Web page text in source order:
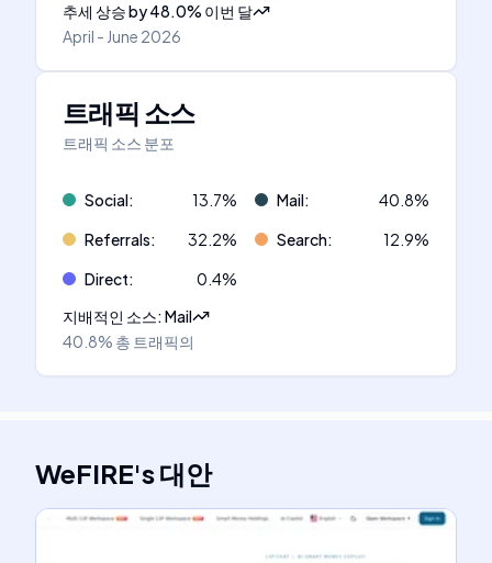
추세 상승by48.0% 이번 달
April - June 2026
트래픽 소스
트래픽 소스 분포
Social: 13.7% Mail: 40.8%
Referrals: 32.2% Search: 12.9%
Direct: 0.4%
지배적인 소스:Mail
40.8% 총 트래픽의
WeFIRE's대안